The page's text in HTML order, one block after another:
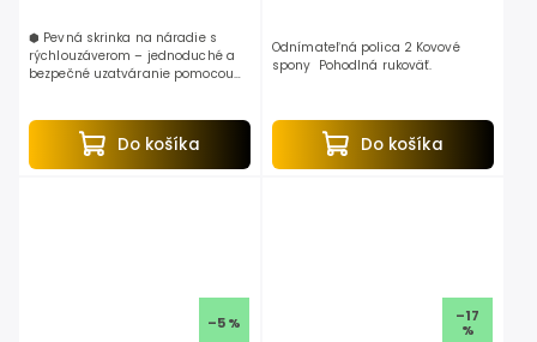
Do košíka
⬢ Pevná skrinka na náradie s
rýchlouzáverom – jednoduché a
bezpečné uzatváranie pomocou
Do košíka
Odnímateľná polica 2 Kovové
spony Pohodlná rukoväť.
–5 % –17
%